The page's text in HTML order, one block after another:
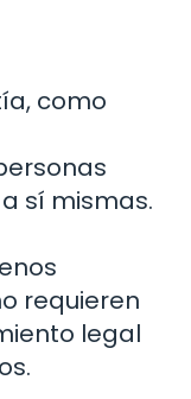
como
sí mismas.
requieren
legal